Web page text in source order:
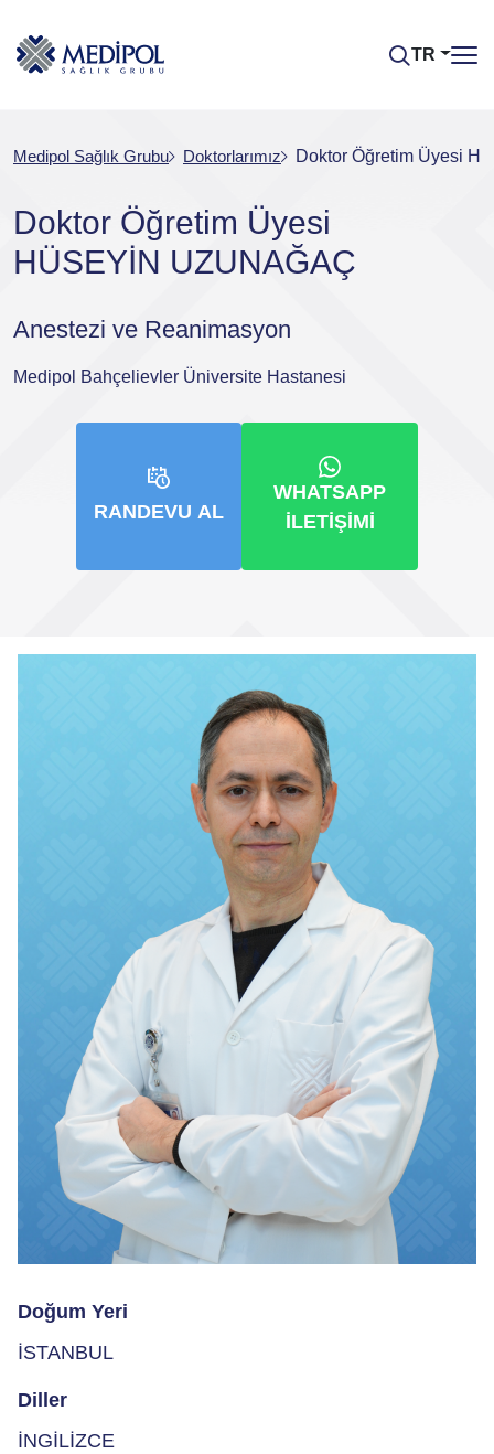
TR
Medipol Sağlık Grubu Doktorlarımız Doktor Öğretim Üyesi
Doktor Öğretim Üyesi
HÜSEYİN UZUNAĞAÇ
Anestezi ve Reanimasyon
Medipol Bahçelievler Üniversite Hastanesi
RANDEVU AL
WHATSAPP
İLETIŞIMI
Doğum Yeri
İSTANBUL
Diller
İNGİLİZCE